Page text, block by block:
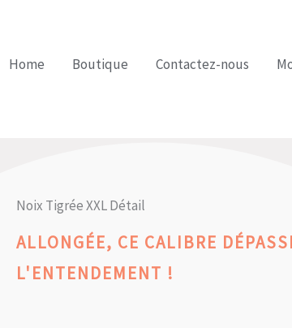
Home Boutique Contactez-nous
Noix Tigrée XXL Détail
ALLONGÉE, CE CALIBRE
L'ENTENDEMENT !